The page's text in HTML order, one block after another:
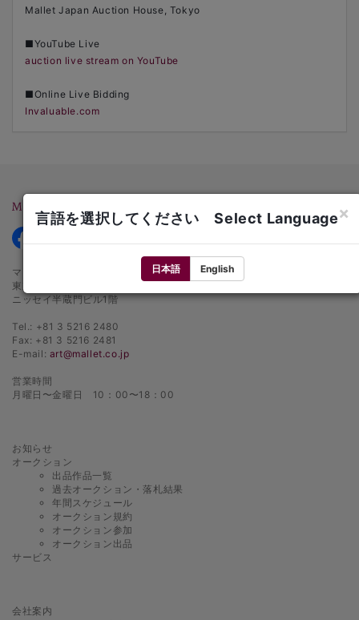
Mallet Japan Auction House, Tokyo
■YouTube Live
auction live stream on YouTube
■Online Live Bidding
Invaluable.com
マレットインターナショナル オークションハウス
東京都千代田区麹町1-3-1
ニッセイ半蔵門ビル1階
Tel.: +81 3 5216 2480
Fax: +81 3 5216 2481
E-mail: art@mallet.co.jp
営業時間
月曜日〜金曜日 10：00〜18：00
お知らせ
オークション
出品作品一覧
過去オークション・落札結果
年間スケジュール
オークション規約
オークション参加
オークション出品
サービス
会社案内
言語を選択してください Select Language×
日本語 English